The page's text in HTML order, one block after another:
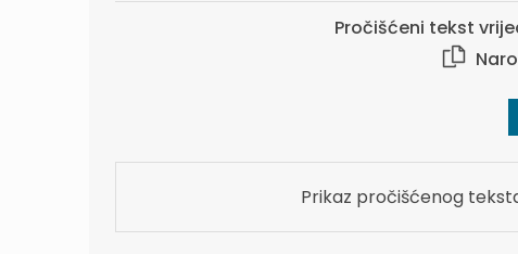
Pročišćeni tekst
Prikaz pročišćenog